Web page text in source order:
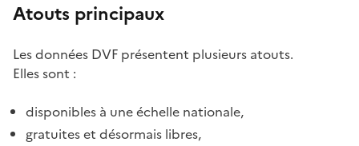
Atouts principaux
Les données DVF présentent plusieurs atouts.
Elles sont :
disponibles à une échelle nationale,
gratuites et désormais libres,